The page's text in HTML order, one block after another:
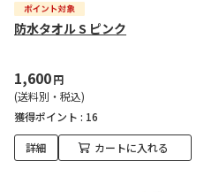
防水タオル S ピンク
1,600円
(送料別・税込)
獲得ポイント : 16
詳細 カートに入れる